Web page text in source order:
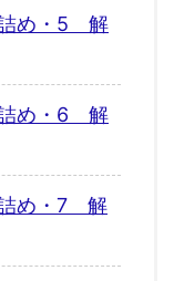
め・5 解
め・6 解
め・7 解